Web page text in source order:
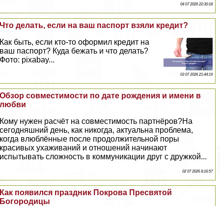
04 07 2026 22:30:18
Что делать, если на ваш паспорт взяли кредит?
Как быть, если кто-то оформил кредит на
ваш паспорт? Куда бежать и что делать?
Фото: pixabay...
03 07 2026 21:44:19
Обзор совместимости по дате рождения и имени в
любви
Кому нужен расчёт на совместимость партнёров?На
сегодняшний день, как никогда, актуальна проблема,
когда влюблённые после продолжительной поры
красивых ухаживаний и отношений начинают
испытывать сложность в коммуникации друг с дружкой...
02 07 2026 8:16:57
Как появился праздник Покрова Пресвятой
Богородицы